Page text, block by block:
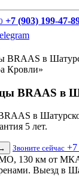
+7 (903) 199-47-
Кровли»
BRAAS в
в
5 лет.
Звоните сейчас +7
130 км от
Выезд в